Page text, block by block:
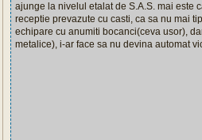
ajunge la nivelul etalat de S.A.S. mai este
receptie prevazute cu casti, ca sa nu mai
echipare cu anumiti bocanci(ceva usor),
metalice), i-ar face sa nu devina automat